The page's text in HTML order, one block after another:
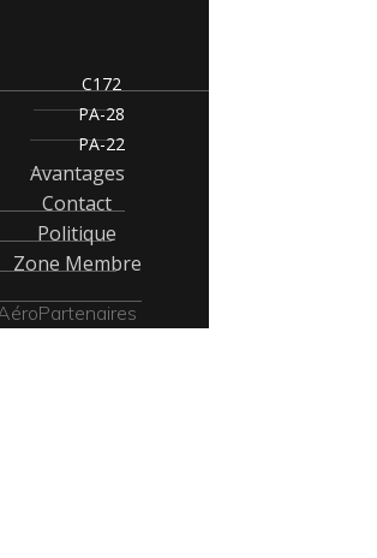
C172
PA-28
PA-22
Avantages
Contact
Politique
Zone Membre